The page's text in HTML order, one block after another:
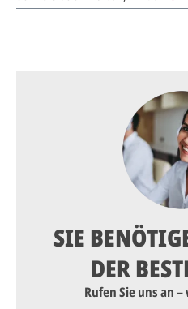
SIE
DER
Rufen Sie uns an